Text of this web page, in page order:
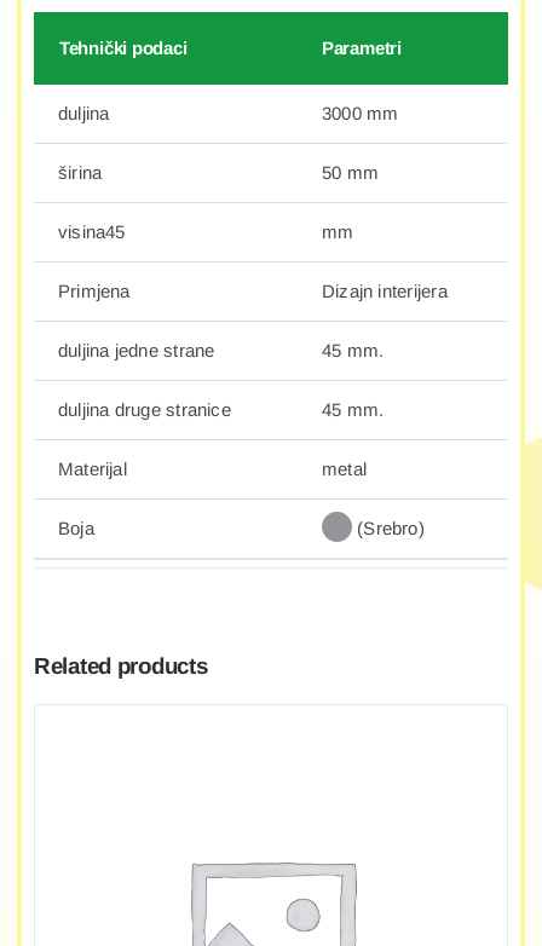
Tehnički podaci Parametri
duljina 3000 mm
širina 50 mm
visina45 mm
Primjena Dizajn interijera
duljina jedne strane 45 mm.
duljina druge stranice 45 mm.
Materijal metal
Boja (Srebro)
Related products